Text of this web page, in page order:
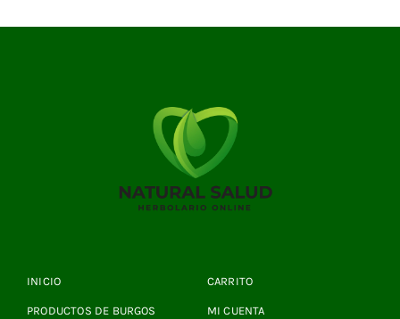
INICIO
PRODUCTOS DE BURGOS
CARRITO
MI CUENTA